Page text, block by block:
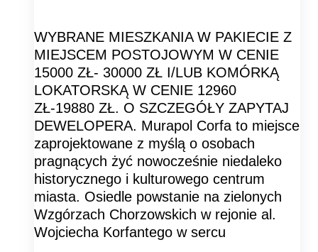
WYBRANE MIESZKANIA W PAKIECIE Z
MIEJSCEM POSTOJOWYM W CENIE
15000 ZŁ- 30000 ZŁ I/LUB KOMÓRKĄ
LOKATORSKĄ W CENIE 12960
ZŁ-19880 ZŁ. O SZCZEGÓŁY ZAPYTAJ
DEWELOPERA. Murapol Corfa to miejsce
zaprojektowane z myślą o osobach
pragnących żyć nowocześnie niedaleko
historycznego i kulturowego centrum
miasta. Osiedle powstanie na zielonych
Wzgórzach Chorzowskich w rejonie al.
Wojciecha Korfantego w sercu